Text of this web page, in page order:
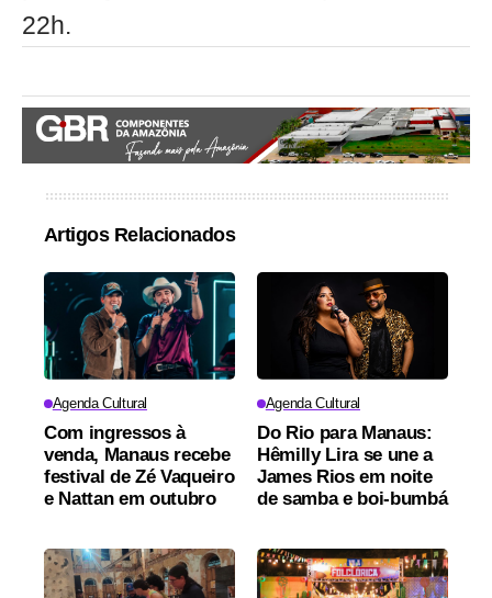
22h.
Artigos Relacionados
Agenda Cultural
Com ingressos à
venda, Manaus recebe
festival de Zé Vaqueiro
e Nattan em outubro
Agenda Cultural
Do Rio para Manaus:
Hêmilly Lira se une a
James Rios em noite
de samba e boi-bumbá